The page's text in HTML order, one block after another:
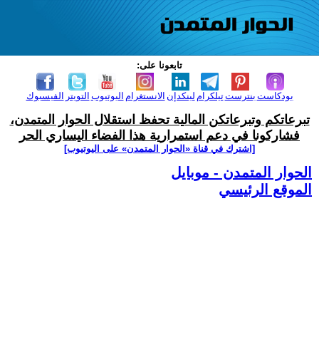
تابعونا على:
الفيسبوك التويتر اليوتيوب الانستغرام لينكدإن تيلكرامبنترست بودكاست
تبرعاتكم وتبرعاتكن المالية تحفظ استقلال الحوار المتمدن،
فشاركونا في دعم استمرارية هذا الفضاء اليساري الحر
[اشترك في قناة ‫«الحوار المتمدن» على اليوتيوب]
الحوار المتمدن - موبايل
الموقع الرئيسي